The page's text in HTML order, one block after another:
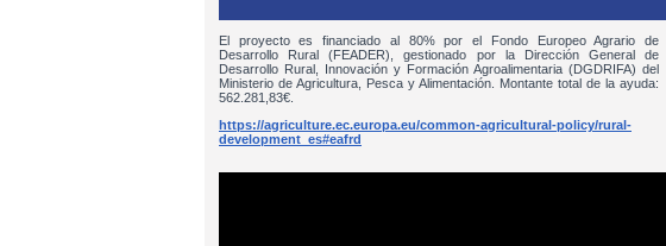
El proyecto es financiado al 80% por el Fondo Europeo Agrario de
Desarrollo Rural (FEADER), gestionado por la Dirección General de
Desarrollo Rural, Innovación y Formación Agroalimentaria (DGDRIFA) del
Ministerio de Agricultura, Pesca y Alimentación. Montante total de la ayuda:
562.281,83€.
https://agriculture.ec.europa.eu/common-agricultural-policy/rural-
development_es#eafrd